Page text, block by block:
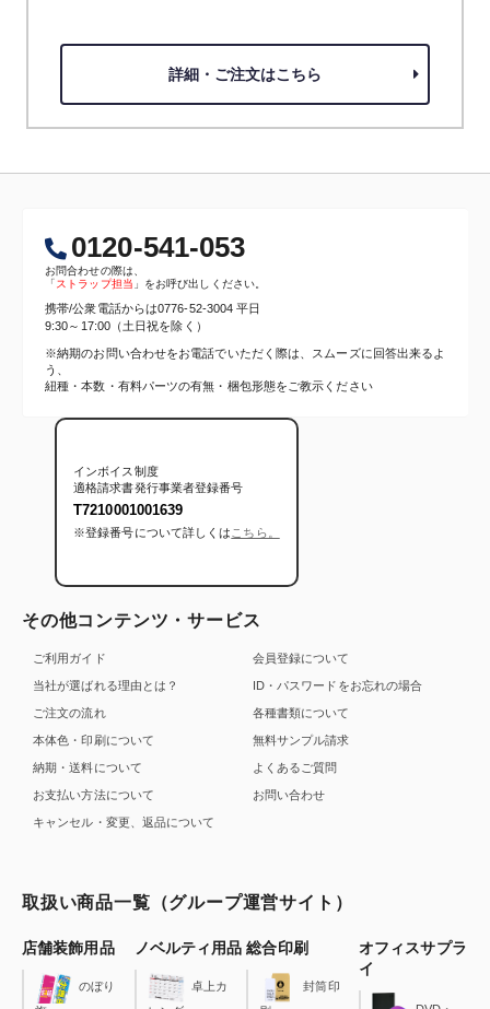
詳細・ご注文はこちら
0120-541-053
お問合わせの際は、
「 ストラップ担当 」をお呼び出しください。
携帯/公衆電話からは0776-52-3004 平日
9:30～17:00（土日祝を除く）
※納期のお問い合わせをお電話でいただく際は、スムーズに回答出来るよ
う、
紐種・本数・有料パーツの有無・梱包形態をご教示ください
インボイス制度
適格請求書発行事業者登録番号
T7210001001639
※登録番号について詳しくは こちら。
その他コンテンツ・サービス
ご利用ガイド
当社が選ばれる理由とは？
ご注文の流れ
本体色・印刷について
納期・送料について
お支払い方法について
キャンセル・変更、返品について
会員登録について
ID・パスワードをお忘れの場合
各種書類について
無料サンプル請求
よくあるご質問
お問い合わせ
取扱い商品一覧（グループ運営サイト）
店舗装飾用品
のぼり
ノベルティ用品
卓上カ
総合印刷
封筒印
オフィスサプラ
イ